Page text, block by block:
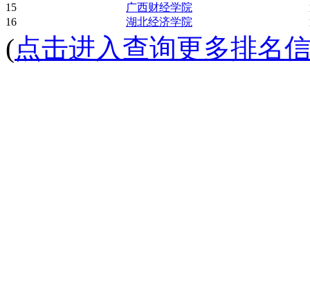
15
广西财经学院
16
湖北经济学院
(点击进入查询更多排名